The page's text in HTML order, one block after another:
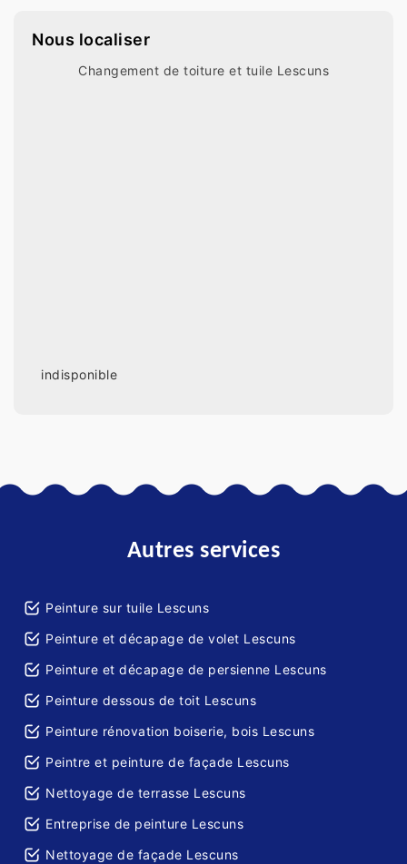
Nous localiser
Changement de toiture et tuile Lescuns
indisponible
Autres services
Peinture sur tuile Lescuns
Peinture et décapage de volet Lescuns
Peinture et décapage de persienne Lescuns
Peinture dessous de toit Lescuns
Peinture rénovation boiserie, bois Lescuns
Peintre et peinture de façade Lescuns
Nettoyage de terrasse Lescuns
Entreprise de peinture Lescuns
Nettoyage de façade Lescuns